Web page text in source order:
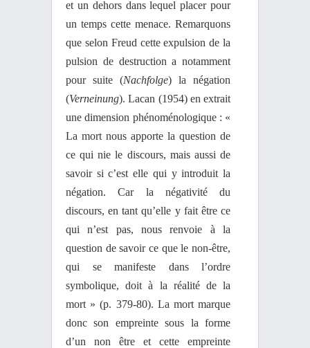
et un dehors dans lequel placer pour
un temps cette menace. Remarquons
que selon Freud cette expulsion de la
pulsion de destruction a notamment
pour suite (Nachfolge) la négation
(Verneinung). Lacan (1954) en extrait
une dimension phénoménologique : «
La mort nous apporte la question de
ce qui nie le discours, mais aussi de
savoir si c’est elle qui y introduit la
négation. Car la négativité du
discours, en tant qu’elle y fait être ce
qui n’est pas, nous renvoie à la
question de savoir ce que le non-être,
qui se manifeste dans l’ordre
symbolique, doit à la réalité de la
mort » (p. 379-80). La mort marque
donc son empreinte sous la forme
d’un non être et cette empreinte